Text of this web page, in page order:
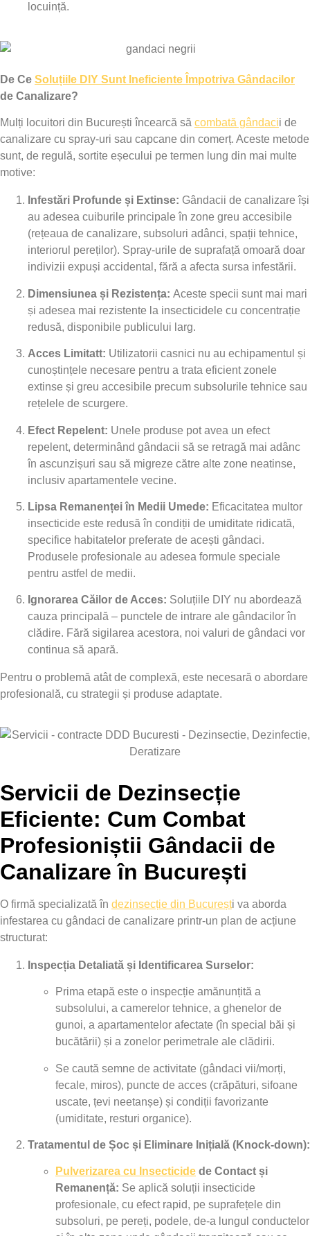
locuință.
De Ce Soluțiile DIY Sunt Ineficiente Împotriva Gândacilor
de Canalizare?
Mulți locuitori din București încearcă să combată gândacii de
canalizare cu spray-uri sau capcane din comerț. Aceste metode
sunt, de regulă, sortite eșecului pe termen lung din mai multe
motive:
Infestări Profunde și Extinse: Gândacii de canalizare își
au adesea cuiburile principale în zone greu accesibile
(rețeaua de canalizare, subsoluri adânci, spații tehnice,
interiorul pereților). Spray-urile de suprafață omoară doar
indivizii expuși accidental, fără a afecta sursa infestării.
Dimensiunea și Rezistența: Aceste specii sunt mai mari
și adesea mai rezistente la insecticidele cu concentrație
redusă, disponibile publicului larg.
Acces Limitatt: Utilizatorii casnici nu au echipamentul și
cunoștințele necesare pentru a trata eficient zonele
extinse și greu accesibile precum subsolurile tehnice sau
rețelele de scurgere.
Efect Repelent: Unele produse pot avea un efect
repelent, determinând gândacii să se retragă mai adânc
în ascunzișuri sau să migreze către alte zone neatinse,
inclusiv apartamentele vecine.
Lipsa Remanenței în Medii Umede: Eficacitatea multor
insecticide este redusă în condiții de umiditate ridicată,
specifice habitatelor preferate de acești gândaci.
Produsele profesionale au adesea formule speciale
pentru astfel de medii.
Ignorarea Căilor de Acces: Soluțiile DIY nu abordează
cauza principală – punctele de intrare ale gândacilor în
clădire. Fără sigilarea acestora, noi valuri de gândaci vor
continua să apară.
Pentru o problemă atât de complexă, este necesară o abordare
profesională, cu strategii și produse adaptate.
Servicii de Dezinsecție
Eficiente: Cum Combat
Profesioniștii Gândacii de
Canalizare în București
O firmă specializată în dezinsecție din București va aborda
infestarea cu gândaci de canalizare printr-un plan de acțiune
structurat:
Inspecția Detaliată și Identificarea Surselor:
Prima etapă este o inspecție amănunțită a
subsolului, a camerelor tehnice, a ghenelor de
gunoi, a apartamentelor afectate (în special băi și
bucătării) și a zonelor perimetrale ale clădirii.
Se caută semne de activitate (gândaci vii/morți,
fecale, miros), puncte de acces (crăpături, sifoane
uscate, țevi neetanșe) și condiții favorizante
(umiditate, resturi organice).
Tratamentul de Șoc și Eliminare Inițială (Knock-down):
Pulverizarea cu Insecticide de Contact și
Remanență: Se aplică soluții insecticide
profesionale, cu efect rapid, pe suprafețele din
subsoluri, pe pereți, podele, de-a lungul conductelor